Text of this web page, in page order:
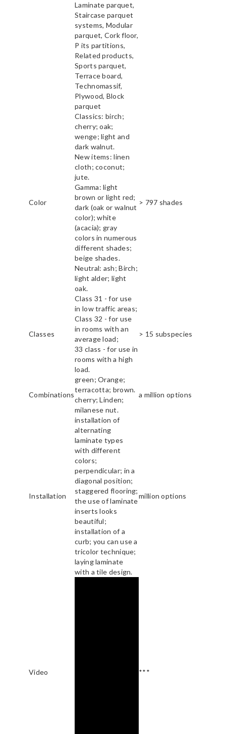
Laminate parquet,
Staircase parquet
systems, Modular
parquet, Cork floor,
P its partitions,
Related products,
Sports parquet,
Terrace board,
Technomassif,
Plywood, Block
parquet
Color
Classics: birch;
cherry; oak;
wenge; light and
dark walnut.
New items: linen
cloth; coconut;
jute.
Gamma: light
brown or light red;
dark (oak or walnut
color); white
(acacia); gray
colors in numerous
different shades;
beige shades.
Neutral: ash; Birch;
light alder; light
oak.
> 797 shades
Classes
Class 31 - for use
in low traffic areas;
Class 32 - for use
in rooms with an
average load;
33 class - for use in
rooms with a high
load.
> 15 subspecies
Combinations
green; Orange;
terracotta; brown.
cherry; Linden;
milanese nut.
a million options
Installation
installation of
alternating
laminate types
with different
colors;
perpendicular; in a
diagonal position;
staggered flooring;
the use of laminate
inserts looks
beautiful;
installation of a
curb; you can use a
tricolor technique;
laying laminate
with a tile design.
million options
Video ***